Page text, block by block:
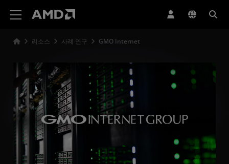
리소스 사례 연구 GMO Internet